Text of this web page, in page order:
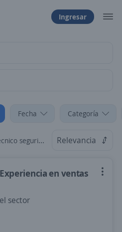
Ingresar
Fecha Categoría
Valle del Cauca Relevancia
en ventas
sector